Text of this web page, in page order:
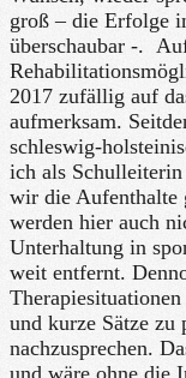
groß – die Erfolge
überschaubar -.
2017 zufällig auf
aufmerksam.
schleswig-
ich als
wir die Aufenthalte
werden hier auch
Unterhaltung in
weit entfernt.
und kurze Sätze zu
nachzusprechen.